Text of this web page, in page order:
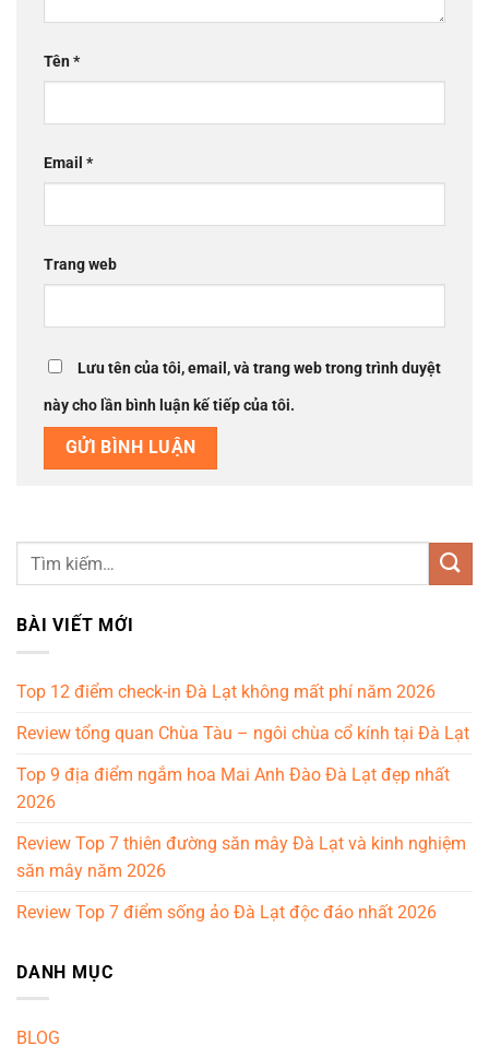
Tên*
Email *
Trang web
Lưu tên của tôi, email, và trang web trong trình duyệt
này cho lần bình luận kế tiếp của tôi.
BÀI VIẾT MỚI
Top 12 điểm check-in Đà Lạt không mất phí năm 2026
Review tổng quan Chùa Tàu – ngôi chùa cổ kính tại Đà Lạt
Top 9 địa điểm ngắm hoa Mai Anh Đào Đà Lạt đẹp nhất
2026
Review Top 7 thiên đường săn mây Đà Lạt và kinh nghiệm
săn mây năm 2026
Review Top 7 điểm sống ảo Đà Lạt độc đáo nhất 2026
DANH MỤC
BLOG